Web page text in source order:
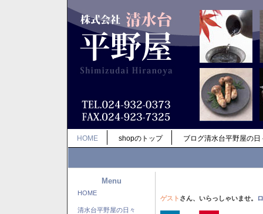
HOME shopのトップ ブログ清水台平野屋の日
Menu
HOME
清水台平野屋の日々
ゲスト さん、いらっしゃいませ。